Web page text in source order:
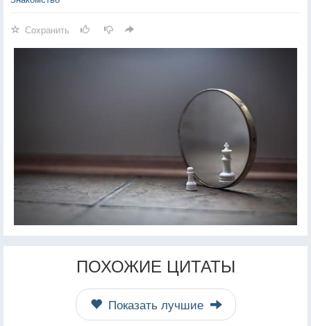
Сохранить
ПОХОЖИЕ ЦИТАТЫ
Показать лучшие